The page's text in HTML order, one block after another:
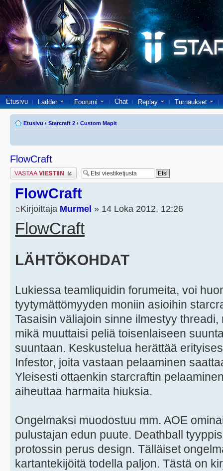
Etusivu Ladder Foorumi Chat Replay Turnaukset
Etusivu ‹ Starcraft 2 ‹ Custom Mapit
FlowCraft
Lähetä vastaus
FlowCraft
Kirjoittaja Murmel » 14 Loka 2012, 12:26
FlowCraft
LÄHTÖKOHDAT
Lukiessa teamliquidin forumeita, voi
tyytymättömyyden moniin asioihin
Tasaisin väliajoin sinne ilmestyy
mikä muuttaisi peliä toisenlaiseen
suuntaan. Keskustelua herättää
Infestor, joita vastaan pelaaminen
Yleisesti ottaenkin starcraftin
aiheuttaa harmaita hiuksia.
Ongelmaksi muodostuu mm. AOE
pulustajan edun puute. Deathball
protossin perus design. Tälläiset
kartantekijöitä todella paljon. Tästä on